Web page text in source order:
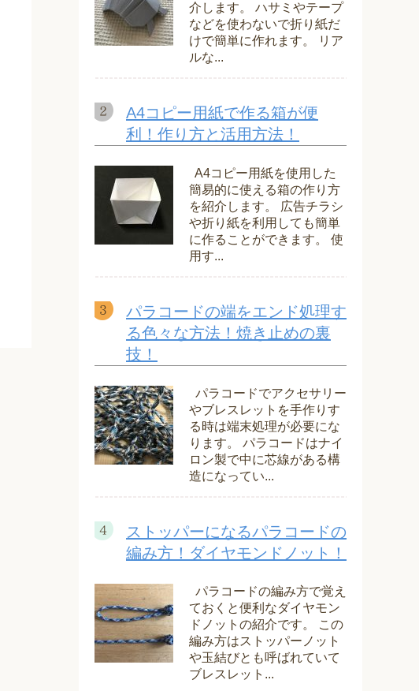
介します。 ハサミやテープ
などを使わないで折り紙だ
けで簡単に作れます。 リア
ルな...
A4コピー用紙で作る箱が便
利！作り方と活用方法！
A4コピー用紙を使用した
簡易的に使える箱の作り方
を紹介します。 広告チラシ
や折り紙を利用しても簡単
に作ることができます。 使
用す...
パラコードの端をエンド処理す
る色々な方法！焼き止めの裏
技！
パラコードでアクセサリー
やブレスレットを手作りす
る時は端末処理が必要にな
ります。 パラコードはナイ
ロン製で中に芯線がある構
造になってい...
ストッパーになるパラコードの
編み方！ダイヤモンドノット！
パラコードの編み方で覚え
ておくと便利なダイヤモン
ドノットの紹介です。 この
編み方はストッパーノット
や玉結びとも呼ばれていて
ブレスレット...